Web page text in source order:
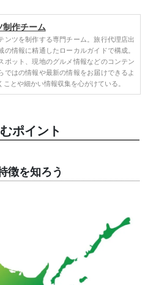
制作チーム
ンツを制作する専門チーム。旅行代理店出
の情報に精通したローカルガイドで構成。
ポット、現地のグルメ情報などのコンテン
ではの情報や最新の情報をお届けできるよ
ことや細かい情報収集を心がけている。
ポイント
徴を知ろう